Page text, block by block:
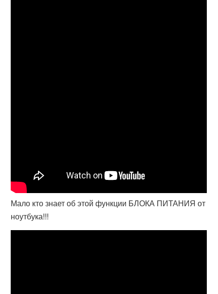
Мало кто знает об этой функции БЛОКА ПИТАНИЯ от
ноутбука!!!